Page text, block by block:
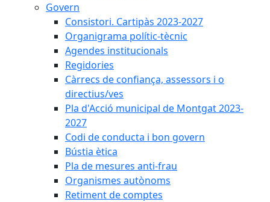
Govern
Consistori. Cartipàs 2023-2027
Organigrama polític-tècnic
Agendes institucionals
Regidories
Càrrecs de confiança, assessors i o
directius/ves
Pla d'Acció municipal de Montgat 2023-
2027
Codi de conducta i bon govern
Bústia ètica
Pla de mesures anti-frau
Organismes autònoms
Retiment de comptes